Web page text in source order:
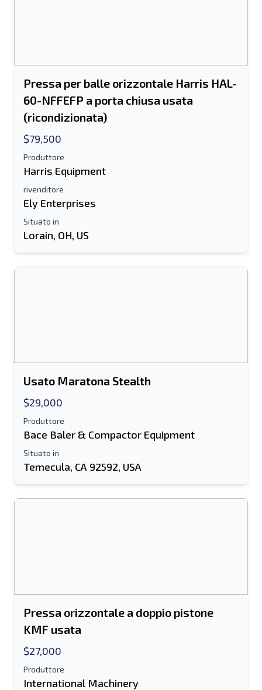
Send a Message
Mobile
Spedire
Pressa per balle orizzontale Harris HAL-
60-NFFEFP a porta chiusa usata
(ricondizionata)
$79,500
Produttore
Harris Equipment
rivenditore
Ely Enterprises
Situato in
Lorain, OH, US
Usato Maratona Stealth
$29,000
Produttore
Bace Baler & Compactor Equipment
Situato in
Temecula, CA 92592, USA
Pressa orizzontale a doppio pistone
KMF usata
$27,000
Produttore
International Machinery
Invia ad un amico
Il campo Indirizzo e-mail o Numero di
cellulare è obbligatorio
Invia la scheda all'e-mail
Informazioni aggiuntive